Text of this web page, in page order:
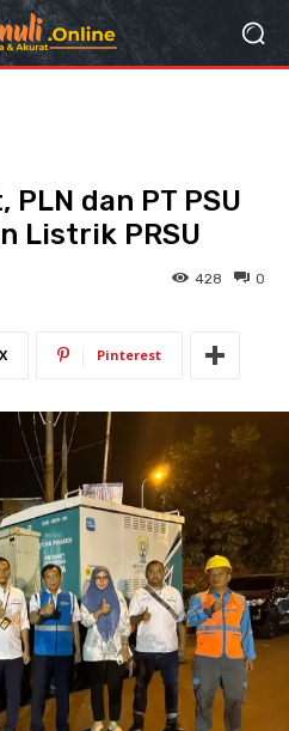
dan PT PSU
Listrik PRSU
0
428
X Pinterest